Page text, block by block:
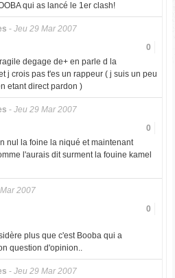
qui as lancé le 1er clash!
- Jeu 29 Mar 2007
0
degage de+ en parle d la
j crois pas t'es un rappeur ( j suis un peu
etant direct pardon )
- Jeu 29 Mar 2007
0
nul la foine la niqué et maintenant
l'aurais dit surment la fouine kamel
2007
0
plus que c'est Booba qui a
question d'opinion..
- Jeu 29 Mar 2007